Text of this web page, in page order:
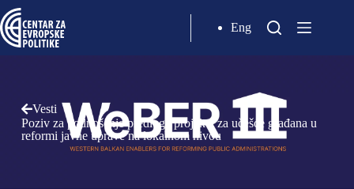
Eng
Vesti
Poziv za podnošenje predloga projekta za učešće građana u
reformi javne uprave na lokalnom nivou